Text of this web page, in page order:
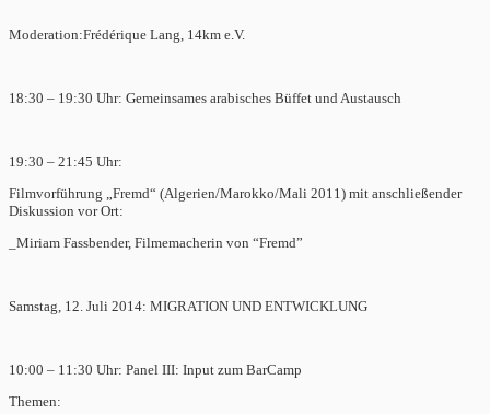
Moderation:Frédérique Lang, 14km e.V.
18:30 – 19:30 Uhr: Gemeinsames arabisches Büffet und Austausch
19:30 – 21:45 Uhr:
Filmvorführung „Fremd“ (Algerien/Marokko/Mali 2011) mit anschließender
Diskussion vor Ort:
_Miriam Fassbender, Filmemacherin von “Fremd”
Samstag, 12. Juli 2014: MIGRATION UND ENTWICKLUNG
10:00 – 11:30 Uhr: Panel III: Input zum BarCamp
Themen: